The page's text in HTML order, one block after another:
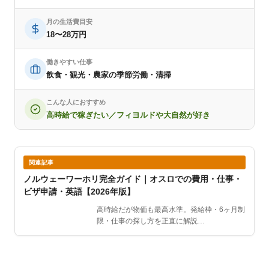
月の生活費目安
18〜28万円
働きやすい仕事
飲食・観光・農家の季節労働・清掃
こんな人におすすめ
高時給で稼ぎたい／フィヨルドや大自然が好き
関連記事
ノルウェーワーホリ完全ガイド｜オスロでの費用・仕事・
ビザ申請・英語【2026年版】
高時給だが物価も最高水準。発給枠・6ヶ月制
限・仕事の探し方を正直に解説…